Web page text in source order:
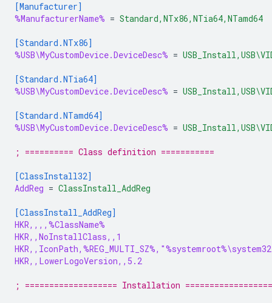
[Manufacturer]
%ManufacturerName% = Standard,NTx86,NTia64,NTamd64
[Standard.NTx86]
%USB\MyCustomDevice.DeviceDesc% =
[Standard.NTia64]
%USB\MyCustomDevice.DeviceDesc% =
[Standard.NTamd64]
%USB\MyCustomDevice.DeviceDesc% =
; ========== Class definition ===========
[ClassInstall32]
AddReg = ClassInstall_AddReg
[ClassInstall_AddReg]
HKR,,,,%ClassName%
HKR,,NoInstallClass,,1
HKR,,LowerLogoVersion,,5.2
; =================== Installation